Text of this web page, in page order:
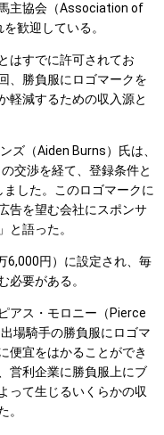
主協会（Association of
歓迎している。
はすでに許可されてお
、勝負服にロゴマークを
軽減するための収入源と
ズ（Aiden Burns）氏は、
交渉を経て、登録条件と
した。このロゴマークに
告を望む会社にスポンサ
と語った。
円）に設定され、毎
必要がある。
アス・モロニー（Pierce
場騎手の勝負服にロゴマ
便宜をはかることができ
営利企業に勝負服上にブ
って生じるいくらかの収
。